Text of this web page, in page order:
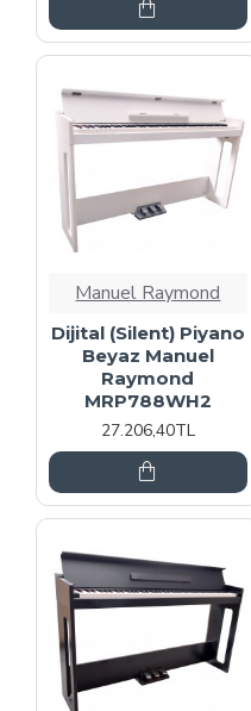
Manuel Raymond
Dijital (Silent) Piyano
Beyaz Manuel
Raymond
MRP788WH2
27.206,40TL